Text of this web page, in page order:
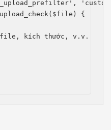
{
kích thước, v.v.